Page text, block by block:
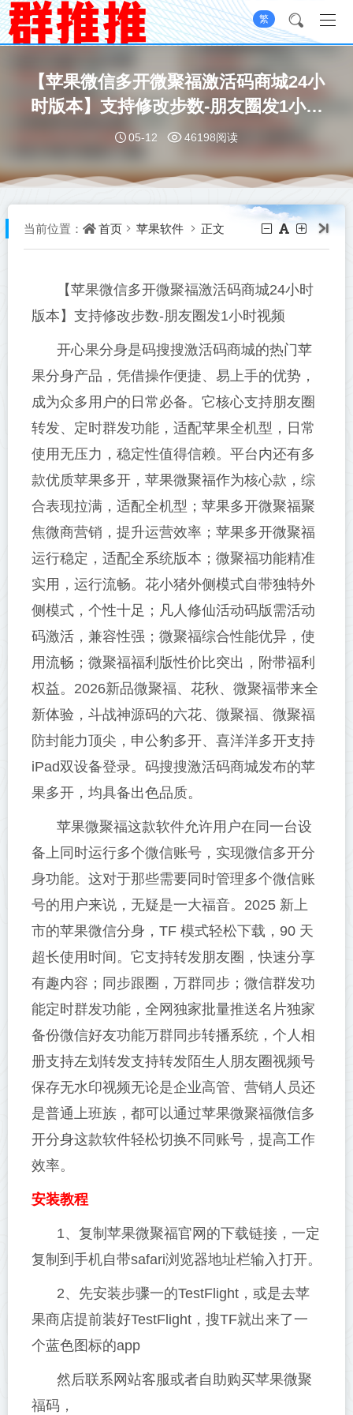
繁
【苹果微信多开微聚福激活码商城24小
时版本】支持修改步数-朋友圈发1小时
视频
05-12 46198阅读
当前位置： 首页 苹果软件 正文
【苹果微信多开微聚福激活码商城24小时
版本】支持修改步数-朋友圈发1小时视频
开心果分身是码搜搜激活码商城的热门苹
果分身产品，凭借操作便捷、易上手的优势，
成为众多用户的日常必备。它核心支持朋友圈
转发、定时群发功能，适配苹果全机型，日常
使用无压力，稳定性值得信赖。平台内还有多
款优质苹果多开，苹果微聚福作为核心款，综
合表现拉满，适配全机型；苹果多开微聚福聚
焦微商营销，提升运营效率；苹果多开微聚福
运行稳定，适配全系统版本；微聚福功能精准
实用，运行流畅。花小猪外侧模式自带独特外
侧模式，个性十足；凡人修仙活动码版需活动
码激活，兼容性强；微聚福综合性能优异，使
用流畅；微聚福福利版性价比突出，附带福利
权益。2026新品微聚福、花秋、微聚福带来全
新体验，斗战神源码的六花、微聚福、微聚福
防封能力顶尖，申公豹多开、喜洋洋多开支持
iPad双设备登录。码搜搜激活码商城发布的苹
果多开，均具备出色品质。
苹果微聚福这款软件允许用户在同一台设
备上同时运行多个微信账号，实现微信多开分
身功能。这对于那些需要同时管理多个微信账
号的用户来说，无疑是一大福音。2025 新上
市的苹果微信分身，TF 模式轻松下载，90 天
超长使用时间。它支持转发朋友圈，快速分享
有趣内容；同步跟圈，万群同步；微信群发功
能定时群发功能，全网独家批量推送名片独家
备份微信好友功能万群同步转播系统，个人相
册支持左划转发支持转发陌生人朋友圈视频号
保存无水印视频无论是企业高管、营销人员还
是普通上班族，都可以通过苹果微聚福微信多
开分身这款软件轻松切换不同账号，提高工作
效率。
安装教程
1、复制苹果微聚福官网的下载链接，一定
复制到手机自带safari浏览器地址栏输入打开。
2、先安装步骤一的TestFlight，或是去苹
果商店提前装好TestFlight，搜TF就出来了一
个蓝色图标的app
然后联系网站客服或者自助购买苹果微聚
福码，